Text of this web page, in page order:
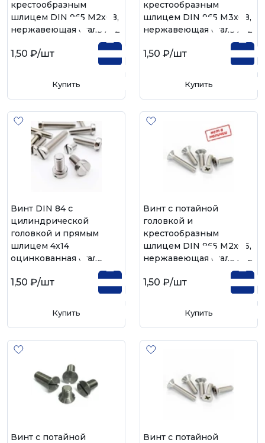
крестообразным
шлицем DIN 965 М2х08,
нержавеющая сталь А-2
1,50 ₽/шт
Купить
крестообразным
шлицем DIN 965 М3х08,
нержавеющая сталь А-2
1,50 ₽/шт
Купить
Винт DIN 84 с
цилиндрической
головкой и прямым
шлицем 4х14,
оцинкованная сталь
1,50 ₽/шт
Купить
Винт с потайной
головкой и
крестообразным
шлицем DIN 965 М2х06,
нержавеющая сталь А-2
1,50 ₽/шт
Купить
Винт с потайной
Винт с потайной